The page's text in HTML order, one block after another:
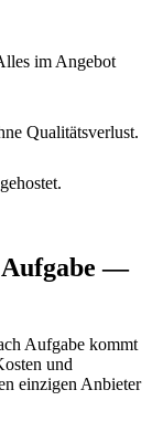
im Angebot
Qualitätsverlust.
—
Aufgabe kommt
und
einzigen Anbieter